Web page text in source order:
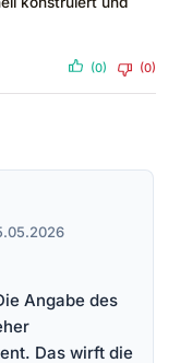
(0) (0)
Angabe des
Das wirft die